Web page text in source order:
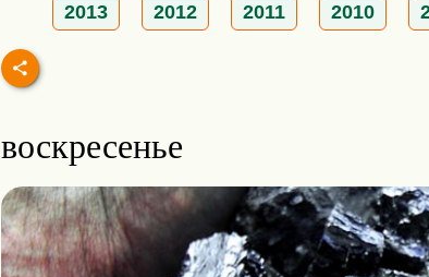
2013 2012 2011 2010
воскресенье